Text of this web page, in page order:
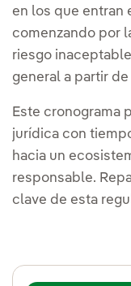
en los que entran
comenzando por
riesgo
general a partir de
Este cronograma
jurídica con
hacia un
responsable.
clave de esta